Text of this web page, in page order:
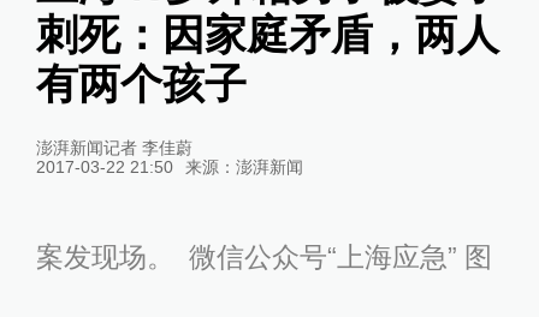
刺死：因家庭矛盾，两人
有两个孩子
澎湃新闻记者 李佳蔚
2017-03-22 21:50
来源： 澎湃新闻
案发现场。 微信公众号“上海应急” 图